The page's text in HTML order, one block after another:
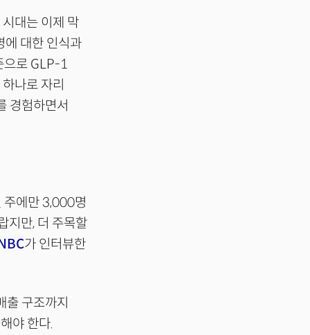
대는 이제 막
에 대한 인식과
으로 GLP-1
나로 자리
경험하면서
주에만 3,000명
지만, 더 주목할
가 인터뷰한
출 구조까지
야 한다.